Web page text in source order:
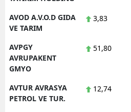
AVOD A.V.O.D GIDA
VE TARIM
3,83
AVPGY
AVRUPAKENT
GMYO
51,80
AVTUR AVRASYA
PETROL VE TUR.
12,74